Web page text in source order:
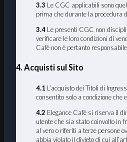
3.3 Le CGC applicabili sono
prima che durante la procedura
3.4 Le presenti CGC non
verificare le loro condizioni di
Cafè non è pertanto
4. Acquisti sul Sito
4.1 L’acquisto dei Titoli di
consentito solo a condizione che
4.2 Elegance Cafè si riserva il
utente che sia stato coinvolto in
al vero o riferiti a terze persone
abbia violato il divieto di cui